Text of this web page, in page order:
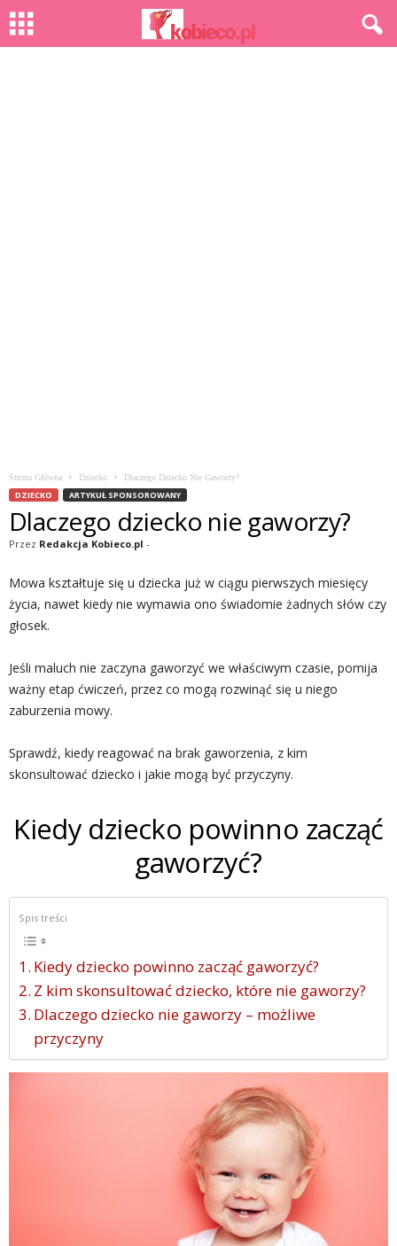
Strona Główna Dziecko Dlaczego Dziecko Nie Gaworzy?
DZIECKO ARTYKUŁ SPONSOROWANY
Dlaczego dziecko nie gaworzy?
Przez Redakcja Kobieco.pl -
Mowa kształtuje się u dziecka już w ciągu pierwszych miesięcy
życia, nawet kiedy nie wymawia ono świadomie żadnych słów czy
głosek.
Jeśli maluch nie zaczyna gaworzyć we właściwym czasie, pomija
ważny etap ćwiczeń, przez co mogą rozwinąć się u niego
zaburzenia mowy.
Sprawdź, kiedy reagować na brak gaworzenia, z kim
skonsultować dziecko i jakie mogą być przyczyny.
Kiedy dziecko powinno zacząć
gaworzyć?
Spis treści
Kiedy dziecko powinno zacząć gaworzyć?
Z kim skonsultować dziecko, które nie gaworzy?
Dlaczego dziecko nie gaworzy – możliwe
przyczyny